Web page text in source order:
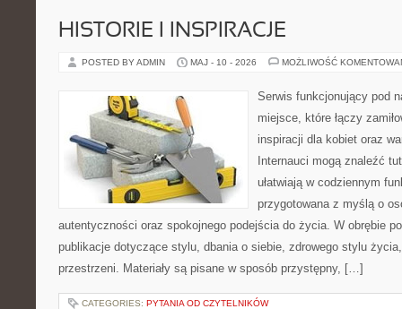
HISTORIE I INSPIRACJE
POSTED BY ADMIN MAJ - 10 - 2026 MOŻLIWOŚĆ
Serwis funkcjonujący pod
miejsce, które łączy
inspiracji dla kobiet oraz
Internauci mogą znaleźć
ułatwiają w codziennym
przygotowana z myślą o
autentyczności oraz spokojnego podejścia do życia. W obrębie
publikacje dotyczące stylu, dbania o siebie, zdrowego stylu
przestrzeni. Materiały są pisane w sposób przystępny, […]
CATEGORIES: PYTANIA OD CZYTELNIKÓW